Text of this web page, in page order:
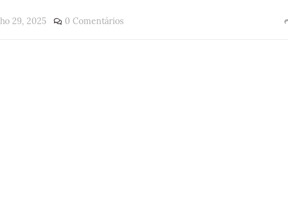
29, 2025 0 Comentários